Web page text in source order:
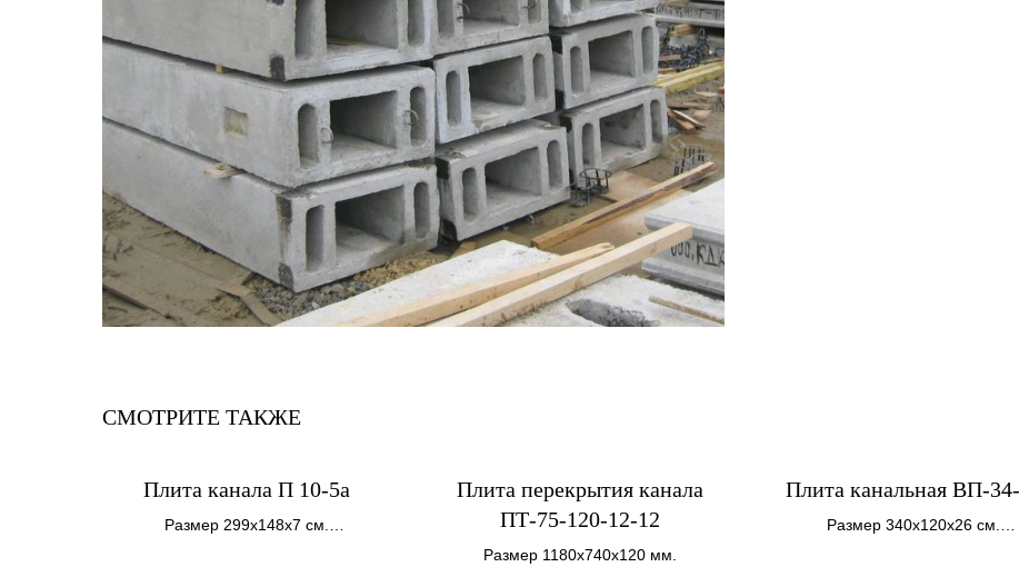
СМОТРИТЕ ТАКЖЕ
Плита канала П 10-5а
Размер 299х148х7 см.
Плита перекрытия канала
ПТ-75-120-12-12
Размер 1180х740х120 мм.
Плита канальная ВП-
Размер 340х120х26 см.